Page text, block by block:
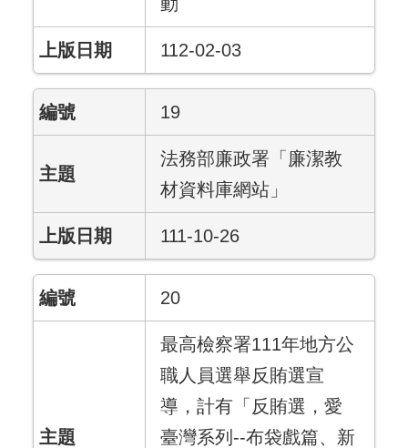
112-02-03
19
法務部廉政署「廉潔教
材資料庫網站」
111-10-26
20
最高檢察署111年地方公
職人員選舉反賄選宣
導，計有「反賄選，愛
臺灣系列--布袋戲篇、新